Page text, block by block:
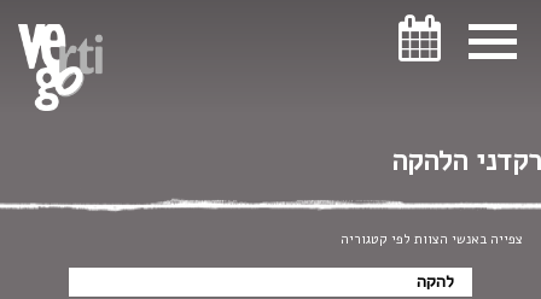
רקדני הלהקה
צפייה באנשי הצוות לפי קטגוריה
להקה